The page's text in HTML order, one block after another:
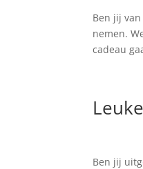
Ben jij
nemen.
cadeau
Ben jij